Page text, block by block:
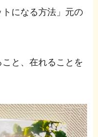
トになる方法」元の
と、在れることを